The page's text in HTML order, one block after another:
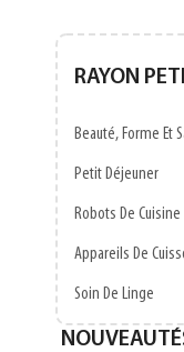
RAYON
Beauté, Forme Et
Petit Déjeuner
Robots De Cuisine
Appareils De
Soin De Linge